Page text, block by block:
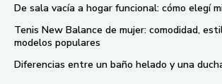
De sala vacía a hogar funcional: cómo elegí
Tenis New Balance de mujer: comodidad,
modelos populares
Diferencias entre un baño helado y una